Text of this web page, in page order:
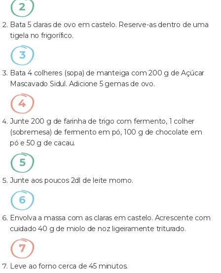
Bata 5 claras de ovo em castelo. Reserve-as dentro de uma
tigela no frigorífico.
Bata 4 colheres (sopa) de manteiga com 200 g de Açúcar
Mascavado Sidul. Adicione 5 gemas de ovo.
Junte 200 g de farinha de trigo com fermento, 1 colher
(sobremesa) de fermento em pó, 100 g de chocolate em
pó e 50 g de cacau.
Junte aos poucos 2dl de leite morno.
Envolva a massa com as claras em castelo. Acrescente com
cuidado 40 g de miolo de noz ligeiramente triturado.
Leve ao forno cerca de 45 minutos.